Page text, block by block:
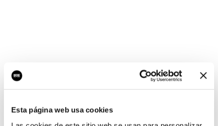
Esta página web usa cookies
¡Ups, no hay nada por
aquí!